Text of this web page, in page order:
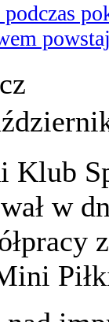
Klub
w